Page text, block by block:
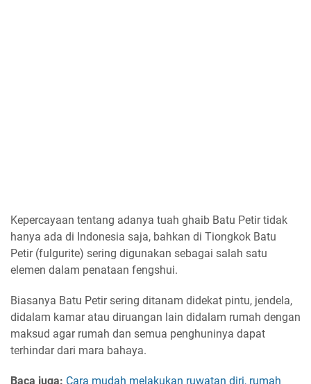
Kepercayaan tentang adanya tuah ghaib Batu Petir tidak
hanya ada di Indonesia saja, bahkan di Tiongkok Batu
Petir (fulgurite) sering digunakan sebagai salah satu
elemen dalam penataan fengshui.
Biasanya Batu Petir sering ditanam didekat pintu, jendela,
didalam kamar atau diruangan lain didalam rumah dengan
maksud agar rumah dan semua penghuninya dapat
terhindar dari mara bahaya.
Baca juga: Cara mudah melakukan ruwatan diri, rumah